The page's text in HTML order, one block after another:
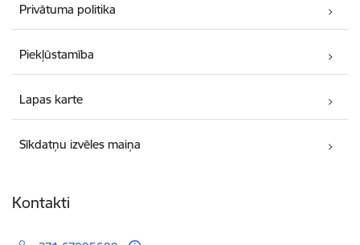
Privātuma politika
Piekļūstamība
Lapas karte
Sīkdatņu izvēles maiņa
Kontakti